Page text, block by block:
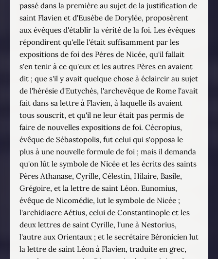
passé dans la première au sujet de la justification de
saint Flavien et d'Eusèbe de Dorylée, proposèrent
aux évêques d'établir la vérité de la foi. Les évêques
répondirent qu'elle l'était suffisamment par les
expositions de foi des Pères de Nicée, qu'il fallait
s'en tenir à ce qu'eux et les autres Pères en avaient
dit ; que s'il y avait quelque chose à éclaircir au sujet
de l'hérésie d'Eutychès, l'archevêque de Rome l'avait
fait dans sa lettre à Flavien, à laquelle ils avaient
tous souscrit, et qu'il ne leur était pas permis de
faire de nouvelles expositions de foi. Cécropius,
évêque de Sébastopolis, fut celui qui s'opposa le
plus à une nouvelle formule de foi ; mais il demanda
qu'on lût le symbole de Nicée et les écrits des saints
Pères Athanase, Cyrille, Célestin, Hilaire, Basile,
Grégoire, et la lettre de saint Léon. Eunomius,
évêque de Nicomédie, lut le symbole de Nicée ;
l'archidiacre Aétius, celui de Constantinople et les
deux lettres de saint Cyrille, l'une à Nestorius,
l'autre aux Orientaux ; et le secrétaire Béronicien lut
la lettre de saint Léon à Flavien, traduite en grec,